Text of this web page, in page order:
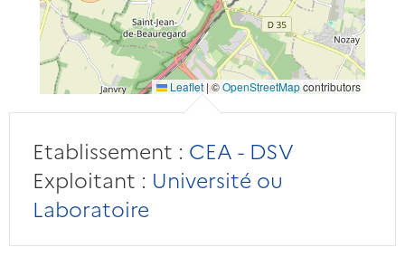
Leaflet |©OpenStreetMapcontributors
Etablissement : CEA - DSV
Exploitant : Université ou
Laboratoire